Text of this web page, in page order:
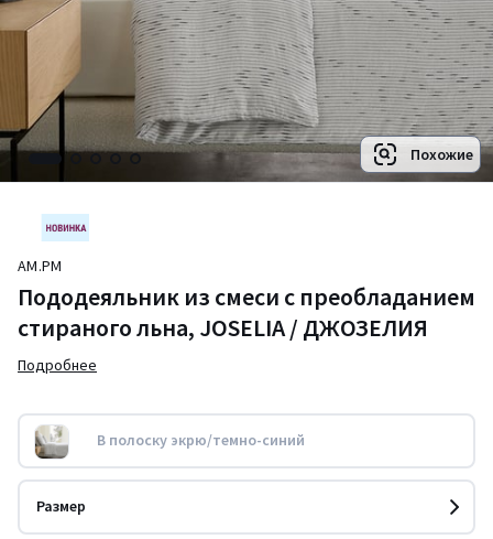
Похожие
AM.PM
Пододеяльник из смеси с преобладанием
стираного льна, JOSELIA / ДЖОЗЕЛИЯ
Подробнее
В полоску экрю/темно-синий
Размер